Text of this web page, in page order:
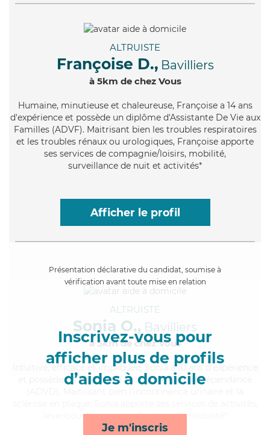
ALTRUISTE
Françoise D., Bavilliers
à 5km de chez Vous
Humaine, minutieuse et chaleureuse, Françoise a 14 ans
d'expérience et possède un diplôme d'Assistante De Vie aux
Familles (ADVF). Maitrisant bien les troubles respiratoires
et les troubles rénaux ou urologiques, Françoise apporte
ses services de compagnie/loisirs, mobilité,
surveillance de nuit et activités*
Afficher le profil
Présentation déclarative du candidat, soumise à
vérification avant toute mise en relation
Inscrivez-vous pour
afficher plus de profils
d’aides à domicile
Je m'inscris
ALTRUISTE
Sonia O., Bavilliers
à 5km de chez Vous
, efficace et impliquée, Sonia a 10 ans d'expérience
et possède un diplôme d'Assistante De Vie Dépendance
lever/coucher, courses/livraison et mobilité*